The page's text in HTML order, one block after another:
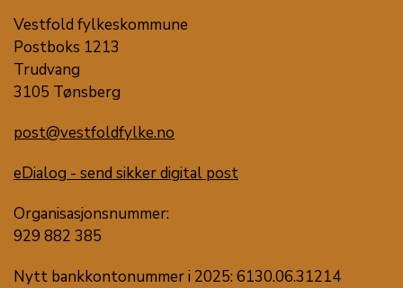
Vestfold fylkeskommune
Postboks 1213
Trudvang
3105 Tønsberg
post@vestfoldfylke.no
eDialog - send sikker digital post
Organisasjonsnummer:
929 882 385
Nytt bankkontonummer i 2025: 6130.06.31214